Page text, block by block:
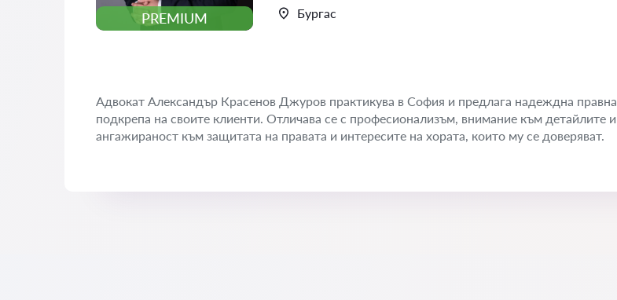
PREMIUM
Бургас
Адвокат Александър Красенов Джуров практикува в София и предлага надеждна правна
подкрепа на своите клиенти. Отличава се с професионализъм, внимание към детайлите и
ангажираност към защитата на правата и интересите на хората, които му се доверяват.